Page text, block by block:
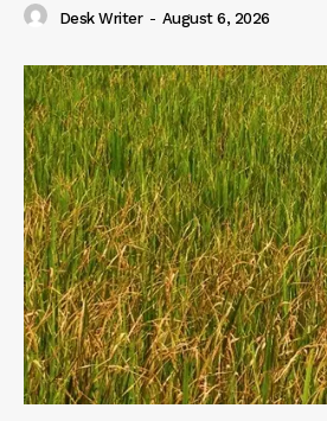
Desk Writer - August 6, 2026